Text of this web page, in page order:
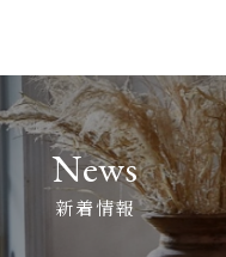
News
新着情報